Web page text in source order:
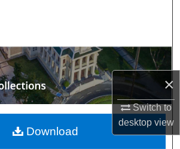
×
Switch to
desktopview
Collections
My Account
About
Commons Network™
Download